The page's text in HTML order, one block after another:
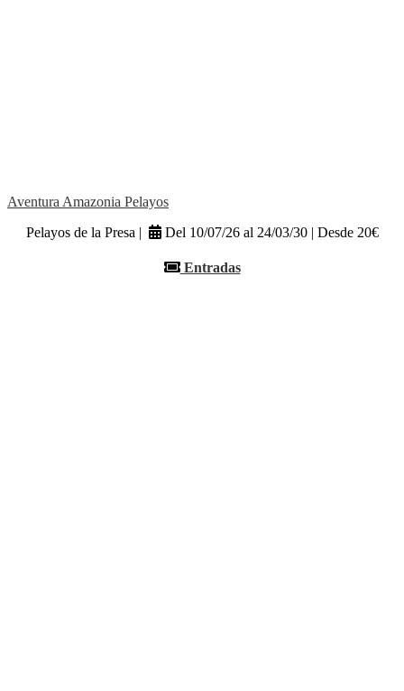
Aventura Amazonia Pelayos
Pelayos de la Presa |
Del 10/07/26 al 24/03/30 | Desde 20€
Entradas